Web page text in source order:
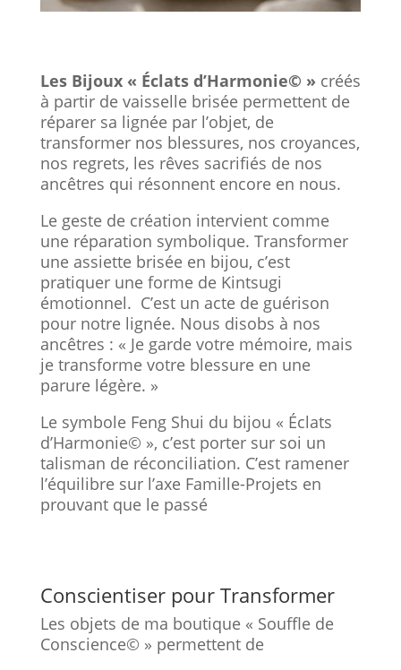
Les Bijoux « Éclats d’Harmonie© » créés
à partir de vaisselle brisée permettent de
réparer sa lignée par l’objet, de
transformer nos blessures, nos croyances,
nos regrets, les rêves sacrifiés de nos
ancêtres qui résonnent encore en nous.
Le geste de création intervient comme
une réparation symbolique. Transformer
une assiette brisée en bijou, c’est
pratiquer une forme de Kintsugi
émotionnel. C’est un acte de guérison
pour notre lignée. Nous disobs à nos
ancêtres : « Je garde votre mémoire, mais
je transforme votre blessure en une
parure légère. »
Le symbole Feng Shui du bijou « Éclats
d’Harmonie© », c’est porter sur soi un
talisman de réconciliation. C’est ramener
l’équilibre sur l’axe Famille-Projets en
prouvant que le passé
Conscientiser pour Transformer
Les objets de ma boutique « Souffle de
Conscience© » permettent de